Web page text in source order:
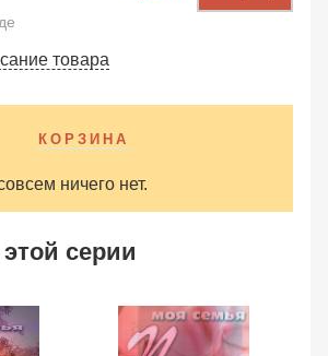
товара
КОРЗИНА
ничего нет.
серии